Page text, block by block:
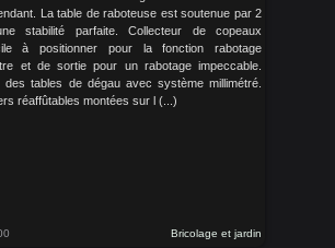
La table de raboteuse est soutenue par 2
stabilité parfaite. Collecteur de copeaux
à positionner pour la fonction rabotage
et de sortie pour un rabotage impeccable.
des tables de dégau avec système millimétré.
réaffûtables montées sur l (...)
Bricolage et jardin